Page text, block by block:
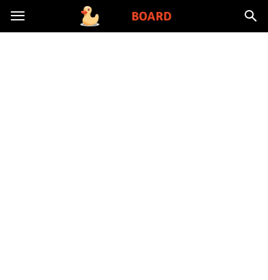
Toysboard.pl